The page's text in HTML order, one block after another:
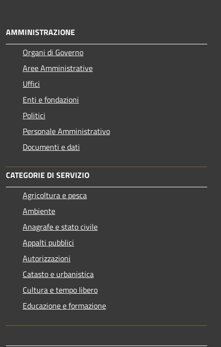
AMMINISTRAZIONE
Organi di Governo
Aree Amministrative
Uffici
Enti e fondazioni
Politici
Personale Amministrativo
Documenti e dati
CATEGORIE DI SERVIZIO
Agricoltura e pesca
Ambiente
Anagrafe e stato civile
Appalti pubblici
Autorizzazioni
Catasto e urbanistica
Cultura e tempo libero
Educazione e formazione